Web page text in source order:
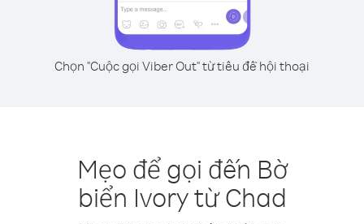
Chọn "Cuộc gọi Viber Out" từ tiêu đề hội thoại
Mẹo để gọi đến Bờ
biển Ivory từ Chad